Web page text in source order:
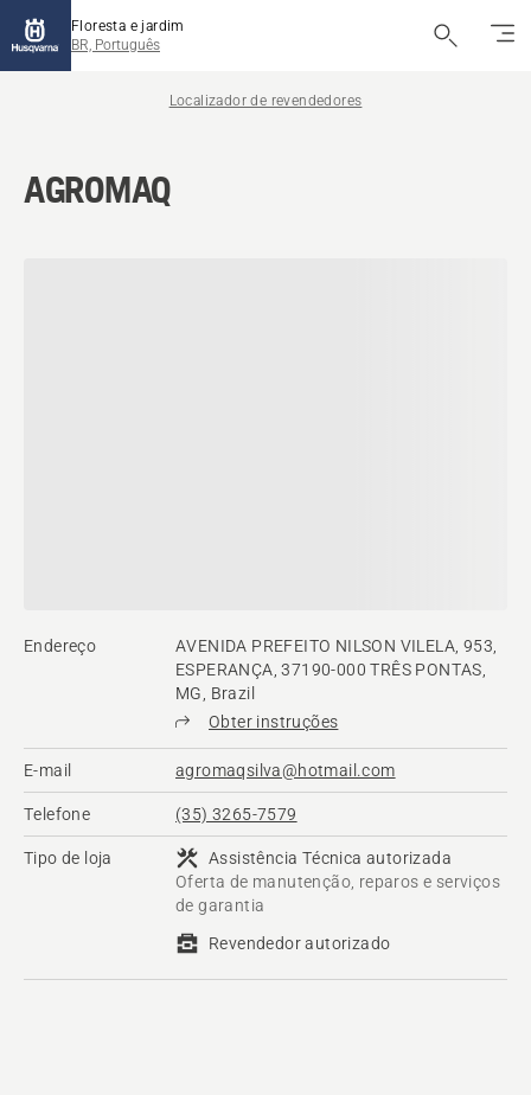
Floresta e jardim
BR, Português
Localizador de revendedores
AGROMAQ
Endereço
AVENIDA PREFEITO NILSON VILELA, 953,
ESPERANÇA, 37190-000 TRÊS PONTAS,
MG, Brazil
Obter instruções
E-mail agromaqsilva@hotmail.com
Telefone (35) 3265-7579
Tipo de loja
Assistência Técnica autorizada
Oferta de manutenção, reparos e serviços
de garantia
Revendedor autorizado